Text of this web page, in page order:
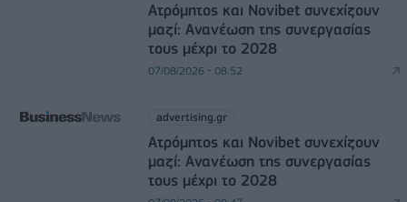
Ατρόμητος και Novibet συνεχίζουν
μαζί: Ανανέωση της συνεργασίας
τους μέχρι το 2028
07/08/2026 - 08:52
advertising.gr
Ατρόμητος και Novibet συνεχίζουν
μαζί: Ανανέωση της συνεργασίας
τους μέχρι το 2028